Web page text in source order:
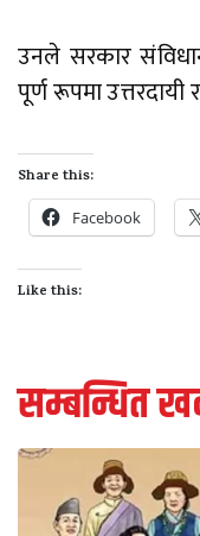
उनले सरकार
पूर्ण रूपमा
Share this:
Facebook
Like this:
सम्बन्धित